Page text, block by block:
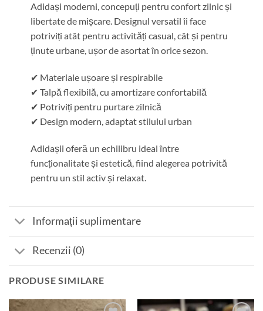
Adidași moderni, concepuți pentru confort zilnic și
libertate de mișcare. Designul versatil îi face
potriviți atât pentru activități casual, cât și pentru
ținute urbane, ușor de asortat în orice sezon.
✔ Materiale ușoare și respirabile
✔ Talpă flexibilă, cu amortizare confortabilă
✔ Potriviți pentru purtare zilnică
✔ Design modern, adaptat stilului urban
Adidașii oferă un echilibru ideal între
funcționalitate și estetică, fiind alegerea potrivită
pentru un stil activ și relaxat.
Informații suplimentare
Recenzii (0)
PRODUSE SIMILARE